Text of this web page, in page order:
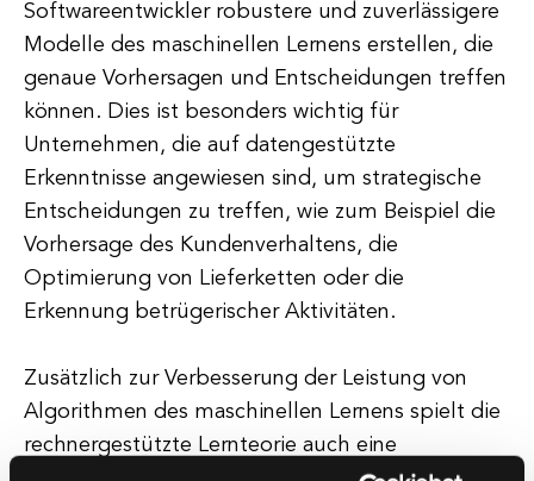
Softwareentwickler robustere und zuverlässigere
Modelle des maschinellen Lernens erstellen, die
genaue Vorhersagen und Entscheidungen treffen
können. Dies ist besonders wichtig für
Unternehmen, die auf datengestützte
Erkenntnisse angewiesen sind, um strategische
Entscheidungen zu treffen, wie zum Beispiel die
Vorhersage des Kundenverhaltens, die
Optimierung von Lieferketten oder die
Erkennung betrügerischer Aktivitäten.
Zusätzlich zur Verbesserung der Leistung von
Algorithmen des maschinellen Lernens spielt die
rechnergestützte Lernteorie auch eine